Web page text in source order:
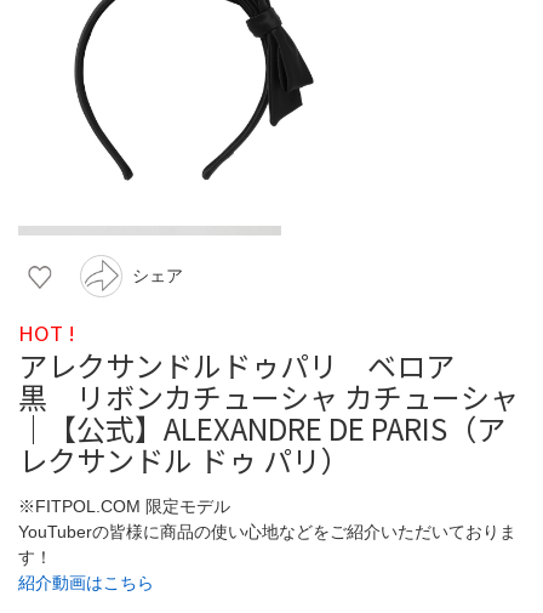
シェア
HOT !
アレクサンドルドゥパリ ベロア
黒 リボンカチューシャ カチューシャ
｜【公式】ALEXANDRE DE PARIS（ア
レクサンドル ドゥ パリ）
※FITPOL.COM 限定モデル
YouTuberの皆様に商品の使い心地などをご紹介いただいておりま
す！
紹介動画はこちら